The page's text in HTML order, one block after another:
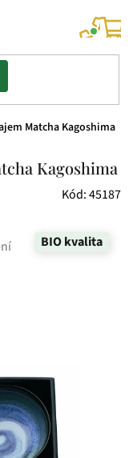
Matcha Kagoshima
Kagoshima
Kód:45187
BIO kvalita